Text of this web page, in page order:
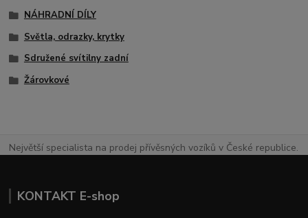
NÁHRADNÍ DÍLY
Světla, odrazky, krytky
Sdružené svítilny zadní
Žárovkové
Největší specialista na prodej přívěsných vozíků v České republice.
KONTAKT E-shop